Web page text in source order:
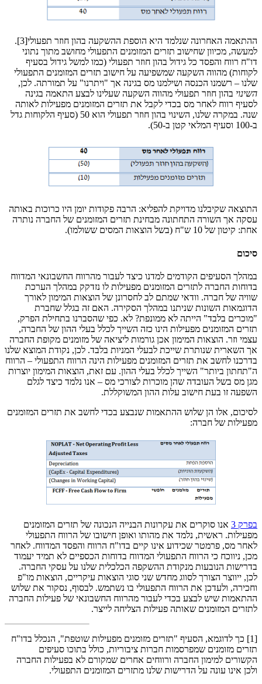
ההתאמה האחרונה שנלמד היא הוספת ההשקעה בהון חוזר תפעולי[3].
למעשה, מכיוון שחישוב תזרים המזומנים התפעולי מחושב מתוך נתוני
דו"ח רווח והפסד כל גידול בהון חוזר תפעולי (כמו למשל גידול בסעיף
לקוחות) מהווה השקעה שמשפיעה על חישוב תזרים המזומנים התפעולי
שלנו – רשמנו הכנסה ושילמנו מס בגינה אך "ויתרנו" על תמורתה. לכן,
השינוי בהון חוזר תפעולי מהווה השקעה שעלינו לבצע התאמה בגינה
לסעיף רווח לאחר מס בכדי לקבל את תזרים המזומנים מפעילות לאותה
שנה. במקרה שלנו, השינוי בהון חוזר תפעולי הוא 50 (סעיף הלקוחות גדל
ב-100 וסעיף המלאי קטן ב-50).
התוצאה שקיבלנו מדויקת להפליא: הרבה פקודות יומן היו כרוכות באותה
עסקה אך השורה התחתונה מבחינת תזרים המזומנים של החברה נותרה
אחת: קיטון של 10 ש"ח (בשל הוצאות המסים ששולמו).
סיכום
במהלך הסעיפים הקודמים למדנו כיצד לעבור מהרווח החשבונאי המדווח
בדוחות החברה לתזרים המזומנים מפעילות לו נזדקק במהלך הערכת
שוויה של חברה. וודאי שמתם לב לחסרונן של הוצאות המימון לאורך
הדוגמאות השונות שניתנו במהלך הסקירה. האם זה בגלל שחברת
"מוכרים בלבד" הייתה לא ממונפת? לא. כפי שהסברנו בתחילת הפרק,
תזרים המזומנים מפעילות הינו כזה השייך לכלל בעלי ההון של החברה,
עצמי וזר. הוצאות המימון אכן גורמות ליציאה של מזומנים מקופת החברה
אך השארית שנותרת שייכת לבעלי המניות בלבד. לכן, נקודת המוצא שלנו
בדרכנו לחשב את תזרים המזומנים מפעילות הינה הרווח התפעולי – הרווח
ה"תחתון ביותר" השייך לכלל בעלי ההון. עם זאת, הוצאות המימון יוצרות
מגן מס בשל העובדה שהן מוכרות לצורכי מס – אנו נלמד כיצד לגלם
השפעה זו בעת חישוב עלות ההון המשוקללת.
לסיכום, אלו הן שלוש ההתאמות שנבצע בכדי לחשב את תזרים המזומנים
מפעילות של חברה:
בפרק 3
אנו סוקרים את עקרונות הבנייה הנכונה של תזרים המזומנים
מפעילות. ראשית, נלמד את מהותו ואופן חישובו של הרווח התפעולי
לאחר מס, פרמטר שכידוע אינו קיים בדו"ח הרווח והפסד המדווח. לאחר
מכן, ניווכח כי הרווח התפעולי המדווח בדוחות הכספיים לא תמיד יעמוד
בדרישות הנובעות מנקודת ההשקפה הכלכלית שלנו על עסקי החברה.
לכן, ייווצר הצורך לסווג מחדש שני סוגי הוצאות עיקריים, הוצאות מו"פ
וחכירה, ולעדכן את הרווח התפעולי בו נשתמש. לבסוף, נסקור את שלוש
ההתאמות שיש לבצע בכדי לעבור מהרווח החשבונאי של פעילות החברה
לתזרים המזומנים שאותה פעילות הצליחה לייצר.
[1] כך לדוגמא, הסעיף "תזרים מזומנים מפעילות שוטפת", הנכלל בדו"ח
תזרים מזומנים שמפרסמות חברות ציבוריות, כולל בתוכו סעיפים
הקשורים למימון החברה ורווחים אחרים שמקורם לא בפעילות החברה
ולכן אינו עונה על הדרישות שלנו מתזרים המזומנים התפעולי.